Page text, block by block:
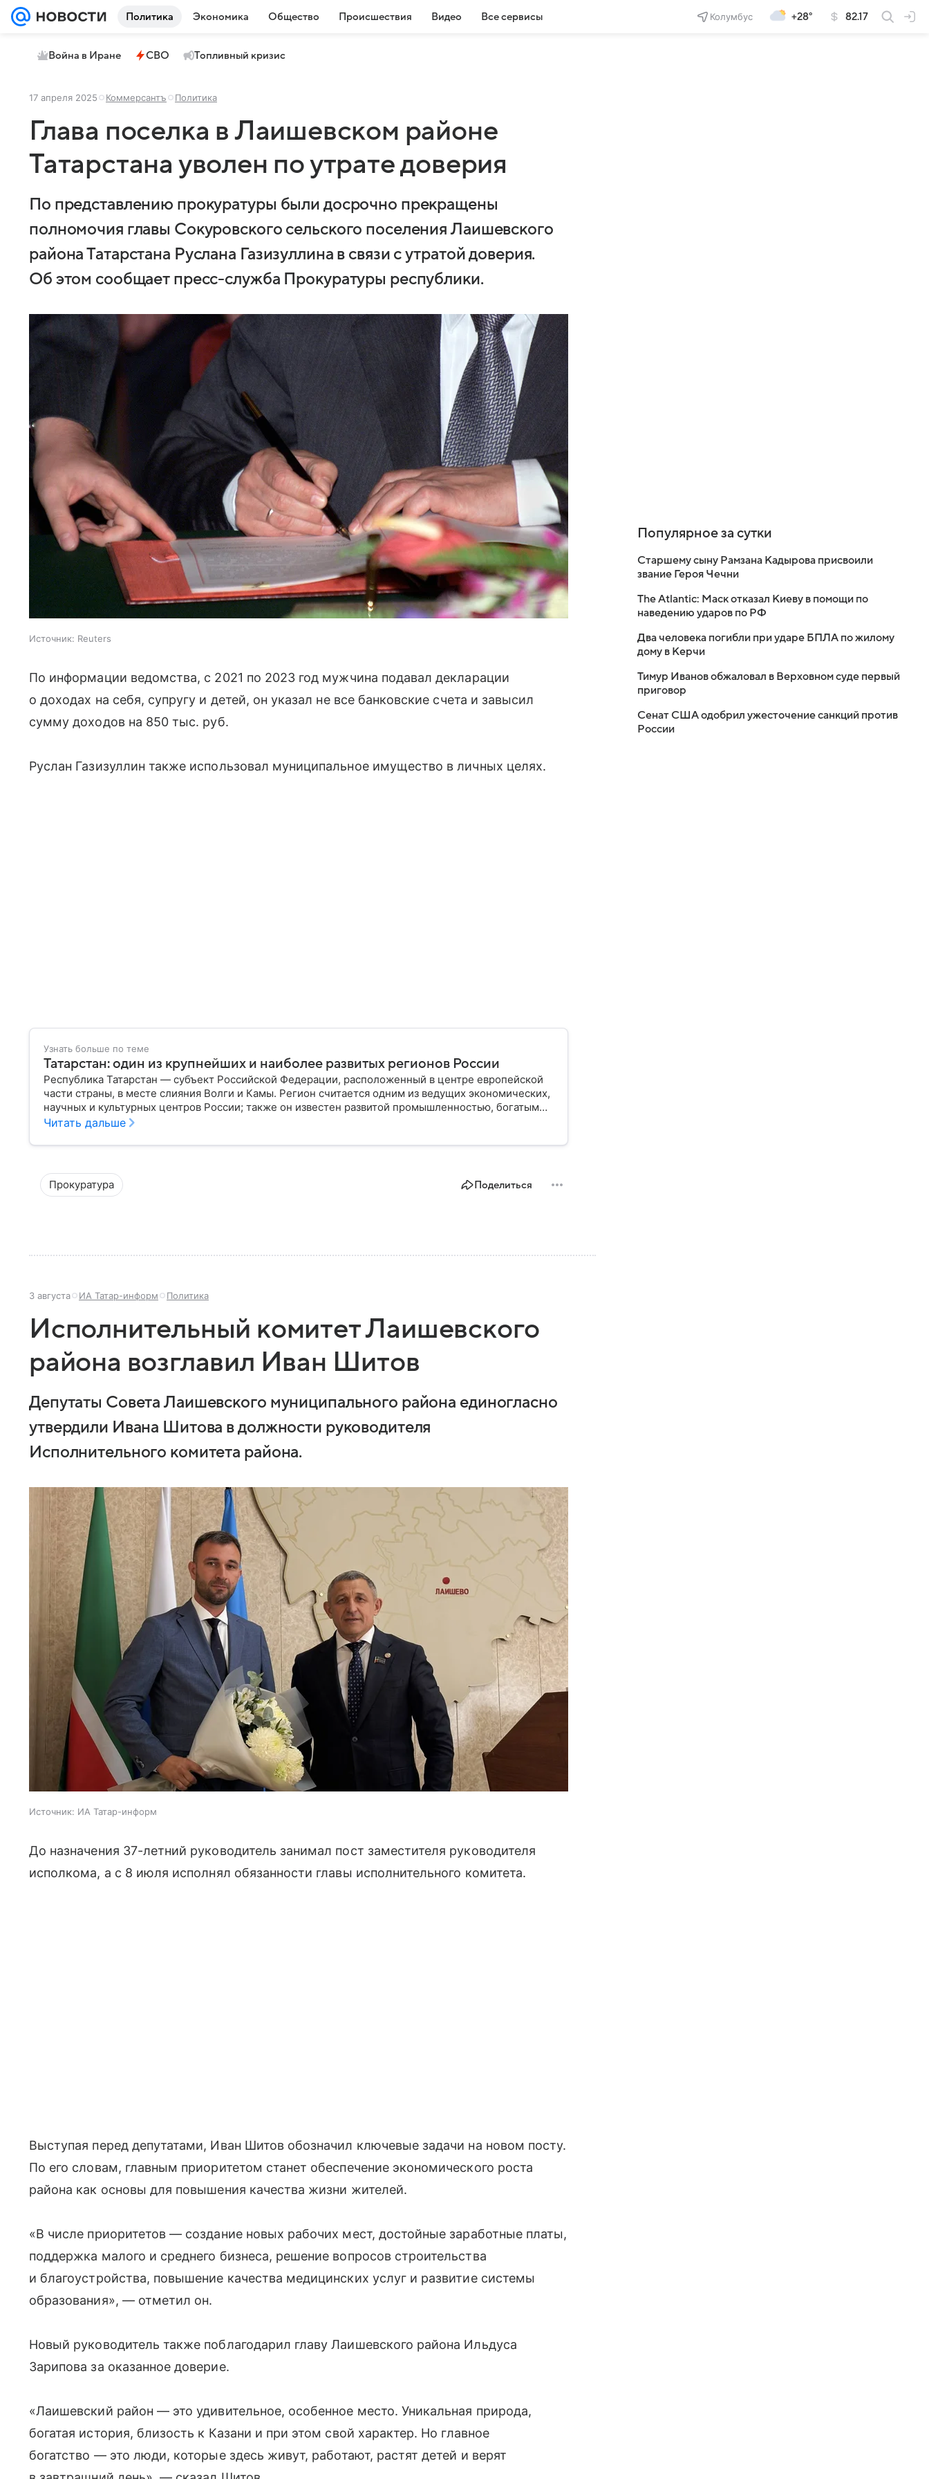
Политика Экономика Общество Происшествия Видео Все сервисы Колумбус +28° 82.17
Война в Иране СВО Топливный кризис
17 апреля 2025 Коммерсантъ Политика
Глава поселка в Лаишевском районе
Татарстана уволен по утрате доверия
По представлению прокуратуры были досрочно прекращены
полномочия главы Сокуровского сельского поселения Лаишевского
района Татарстана Руслана Газизуллина в связи с утратой доверия.
Об этом сообщает пресс-служба Прокуратуры республики.
Источник: Reuters
По информации ведомства, с 2021 по 2023 год мужчина подавал декларации
о доходах на себя, супругу и детей, он указал не все банковские счета и завысил
сумму доходов на 850 тыс. руб.
Руслан Газизуллин также использовал муниципальное имущество в личных целях.
Узнать больше по теме
Татарстан: один из крупнейших и наиболее развитых регионов России
Республика Татарстан — субъект Российской Федерации, расположенный в центре европейской
части страны, в месте слияния Волги и Камы. Регион считается одним из ведущих экономических,
научных и культурных центров России; также он известен развитой промышленностью, богатым
историческим наследием, многонациональным населением и столицей — Казанью. Собрали все
Читать дальше
Прокуратура Поделиться
3 августа ИА Татар-информ Политика
Исполнительный комитет Лаишевского
района возглавил Иван Шитов
Депутаты Совета Лаишевского муниципального района единогласно
утвердили Ивана Шитова в должности руководителя
Исполнительного комитета района.
Источник: ИА Татар-информ
До назначения 37-летний руководитель занимал пост заместителя руководителя
исполкома, а с 8 июля исполнял обязанности главы исполнительного комитета.
Выступая перед депутатами, Иван Шитов обозначил ключевые задачи на новом посту.
По его словам, главным приоритетом станет обеспечение экономического роста
района как основы для повышения качества жизни жителей.
«В числе приоритетов — создание новых рабочих мест, достойные заработные платы,
поддержка малого и среднего бизнеса, решение вопросов строительства
и благоустройства, повышение качества медицинских услуг и развитие системы
образования», — отметил он.
Новый руководитель также поблагодарил главу Лаишевского района Ильдуса
Зарипова за оказанное доверие.
«Лаишевский район — это удивительное, особенное место. Уникальная природа,
богатая история, близость к Казани и при этом свой характер. Но главное
богатство — это люди, которые здесь живут, работают, растят детей и верят
Популярное за сутки
Старшему сыну Рамзана Кадырова присвоили
звание Героя Чечни
The Atlantic: Маск отказал Киеву в помощи по
наведению ударов по РФ
Два человека погибли при ударе БПЛА по жилому
дому в Керчи
Тимур Иванов обжаловал в Верховном суде первый
приговор
Сенат США одобрил ужесточение санкций против
России